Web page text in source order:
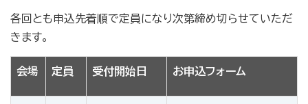
各回とも申込先着順で定員になり次第締め切らせていただ
きます。
会場 定員 受付開始日 お申込フォーム